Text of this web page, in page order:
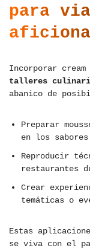
para
Incorporar
talleres
abanico de
Preparar
en los
Reproducir
restaurantes
Crear
temáticas o
Estas
se viva con el